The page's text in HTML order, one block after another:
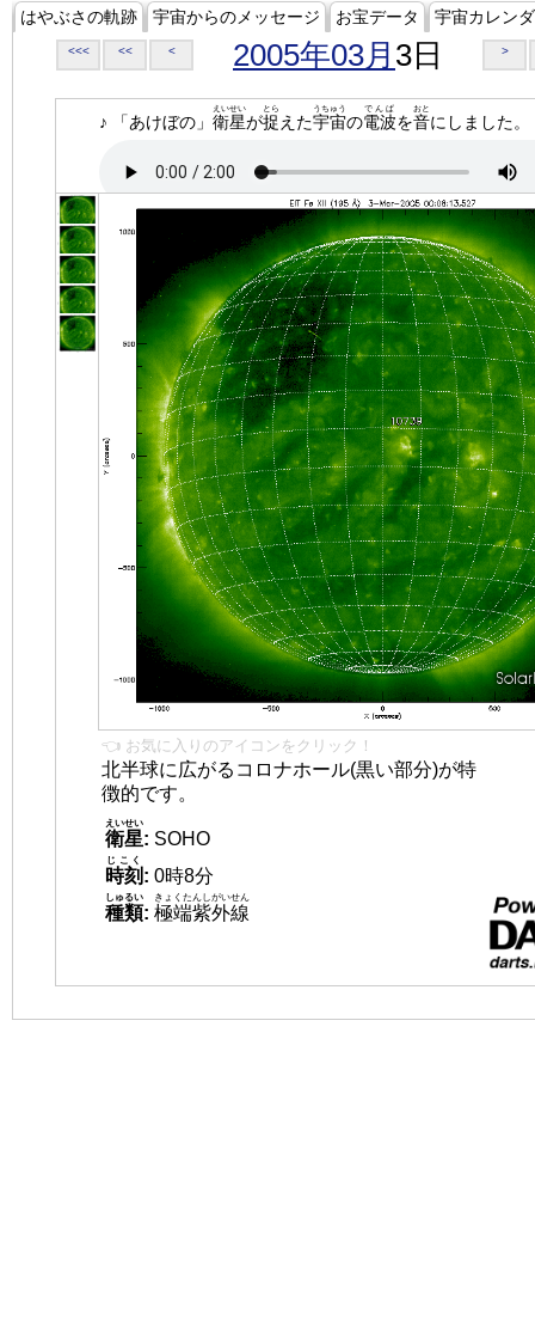
はやぶさの軌跡 宇宙からのメッセージ お宝データ 宇宙カレン
<<< << < 2005年03月 3日 >
♪ 「あけぼの」 衛星
えいせい
が捉
とら
えた宇宙
うちゅう
の電波
でんぱ
を音
おと
にしました。
👈 お気に入りのアイコンをクリック！
北半球に広がるコロナホール(黒い部分)が特
徴的です。
衛星
えいせい
: SOHO
時刻
じこく
: 0時8分
種類
しゅるい
: 極端紫外線
きょくたんしがいせん